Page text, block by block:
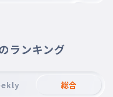
ち
ランキング
総合